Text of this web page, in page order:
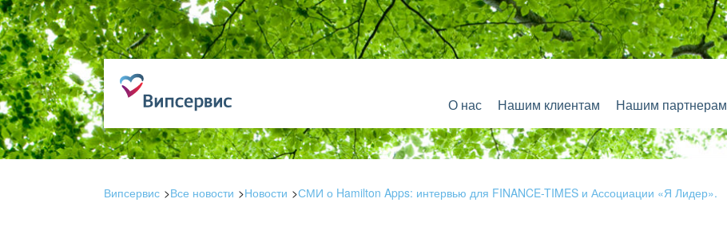
О нас Нашим клиентам Нашим партнерам
Випсервис Все новости Новости СМИ о Hamilton Apps: интервью для FINANCE-TIMES и Ассоциации «Я Лидер».